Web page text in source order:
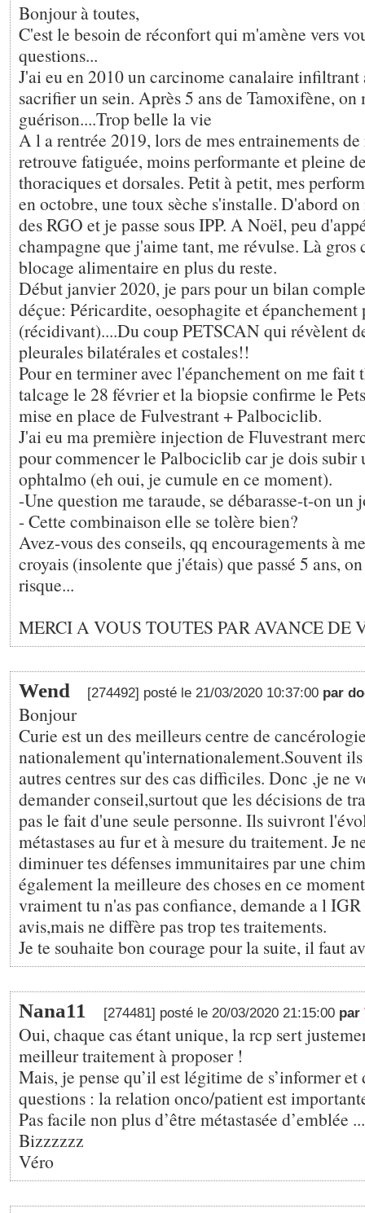
Bonjour à toutes,
C'est le besoin de réconfort qui m'amène vers
questions...
J'ai eu en 2010 un carcinome canalaire
sacrifier un sein. Après 5 ans de Tamoxifène, on
guérison....Trop belle la vie
A l a rentrée 2019, lors de mes entrainements
retrouve fatiguée, moins performante et pleine
thoraciques et dorsales. Petit à petit, mes
en octobre, une toux sèche s'installe. D'abord
des RGO et je passe sous IPP. A Noël, peu
champagne que j'aime tant, me révulse. Là gros
blocage alimentaire en plus du reste.
Début janvier 2020, je pars pour un bilan
déçue: Péricardite, oesophagite et épanchement
(récidivant)....Du coup PETSCAN qui révèlent
pleurales bilatérales et costales!!
Pour en terminer avec l'épanchement on me fait
talcage le 28 février et la biopsie confirme le
mise en place de Fulvestrant + Palbociclib.
J'ai eu ma première injection de Fluvestrant
pour commencer le Palbociclib car je dois subir
ophtalmo (eh oui, je cumule en ce moment).
-Une question me taraude, se débarasse-t-on un
- Cette combinaison elle se tolère bien?
Avez-vous des conseils, qq encouragements à
croyais (insolente que j'étais) que passé 5 ans,
risque...
MERCI A VOUS TOUTES PAR AVANCE DE
Wend [274492] posté le 21/03/2020 10:37:00 par
Bonjour
Curie est un des meilleurs centre de
nationalement qu'internationalement.Souvent
autres centres sur des cas difficiles. Donc ,je ne
demander conseil,surtout que les décisions de
pas le fait d'une seule personne. Ils suivront
métastases au fur et à mesure du traitement. Je
diminuer tes défenses immunitaires par une
également la meilleure des choses en ce
vraiment tu n'as pas confiance, demande a l
avis,mais ne diffère pas trop tes traitements.
Je te souhaite bon courage pour la suite, il faut
Nana11 [274481] posté le 20/03/2020 21:15:00 par
Oui, chaque cas étant unique, la rcp sert
meilleur traitement à proposer !
Mais, je pense qu’il est légitime de s’informer et
questions : la relation onco/patient est
Pas facile non plus d’être métastasée d’emblée ...
Bizzzzzz
Véro